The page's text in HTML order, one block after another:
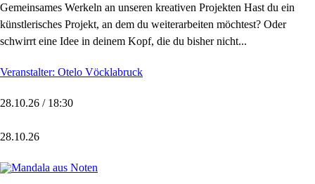
Gemeinsames Werkeln an unseren kreativen Projekten Hast du ein
künstlerisches Projekt, an dem du weiterarbeiten möchtest? Oder
schwirrt eine Idee in deinem Kopf, die du bisher nicht...
Veranstalter: Otelo Vöcklabruck
28.10.26 / 18:30
28.10.26